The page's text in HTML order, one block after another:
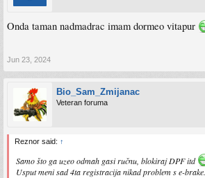
Onda taman nadmadrac imam dormeo vitapur
Jun 23, 2024
Bio_Sam_Zmijanac
Veteran foruma
Reznor said: ↑
Samo što ga uzeo odmah gasi ručnu, blokiraj DPF itd
Usput meni sad 4ta registracija nikad problem s e-brake.